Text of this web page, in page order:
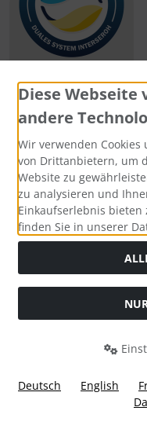
Social Media
Widerrufsformular
Diese Webseite
andere
Wir verwenden
von Drittanbietern, um
Website zu
zu analysieren und
Einkaufserlebnis
finden Sie in unserer
Deutsch English